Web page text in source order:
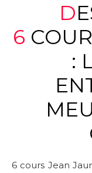
6 COURS JEAN JAURÈS
:
6 cours Jean